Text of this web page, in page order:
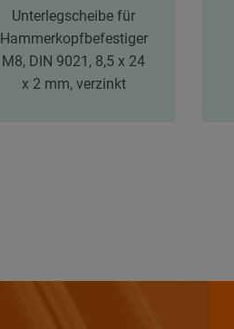
Unterlegscheibe für
Hammerkopfbefestiger
M8, DIN 9021, 8,5 x 24
x 2 mm, verzinkt